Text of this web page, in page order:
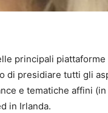
principali
di presidiare tutti gli
e tematiche affini (in
in Irlanda.